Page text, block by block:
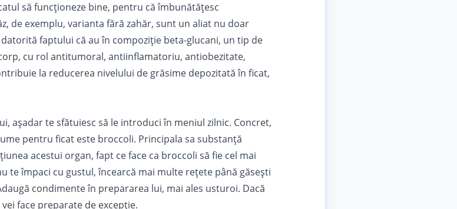
să funcţioneze bine, pentru că îmbunătăţesc
de exemplu, varianta fără zahăr, sunt un aliat nu doar
faptului că au în compoziţie beta-glucani, un tip de
cu rol antitumoral, antiinflamatoriu, antiobezitate,
la reducerea nivelului de grăsime depozitată în ficat,
aşadar te sfătuiesc să le introduci în meniul zilnic. Concret,
pentru ficat este broccoli. Principala sa substanţă
acestui organ, fapt ce face ca broccoli să fie cel mai
te împaci cu gustul, încearcă mai multe rețete până găseşti
condimente în prepararea lui, mai ales usturoi. Dacă
face preparate de excepție.